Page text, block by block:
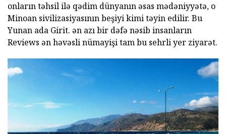
onların təhsil ilə qədim dünyanın əsas mədəniyyətə, o
Minoan sivilizasiyasının beşiyi kimi təyin edilir. Bu
Yunan ada Girit. ən azı bir dəfə nəsib insanların
Reviews ən həvəsli nümayişi tam bu sehrli yer ziyarət.